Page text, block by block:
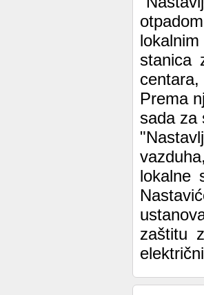
stanica
centara,
Prema
sada za
lokalne
zaštitu